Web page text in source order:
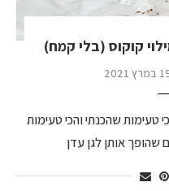
קוקוס (בלי קמח)
2021
טעימות שהכנתי והכי טעימות
שהופך אותן לגן עדן